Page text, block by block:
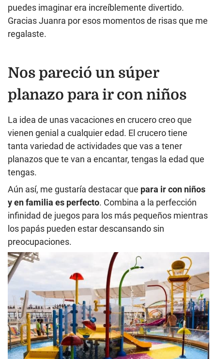
puedes imaginar era increíblemente divertido.
Gracias Juanra por esos momentos de risas que me
regalaste.
Nos pareció un súper
planazo para ir con niños
La idea de unas vacaciones en crucero creo que
vienen genial a cualquier edad. El crucero tiene
tanta variedad de actividades que vas a tener
planazos que te van a encantar, tengas la edad que
tengas.
Aún así, me gustaría destacar que para ir con niños
y en familia es perfecto. Combina a la perfección
infinidad de juegos para los más pequeños mientras
los papás pueden estar descansando sin
preocupaciones.